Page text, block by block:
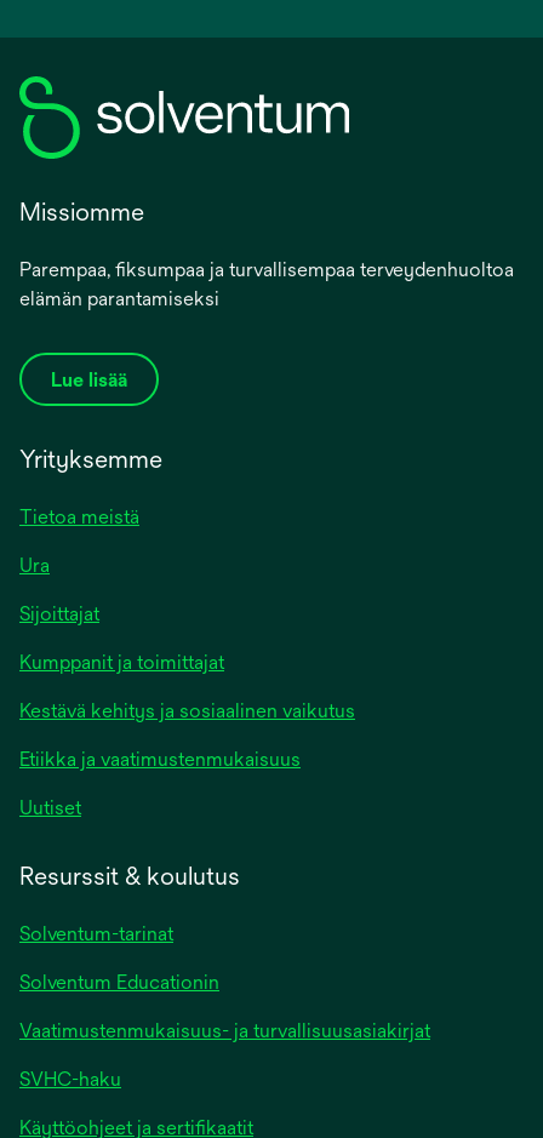
Missiomme
Parempaa, fiksumpaa ja turvallisempaa terveydenhuoltoa
elämän parantamiseksi
Lue lisää
Yrityksemme
Tietoa meistä
Ura
Sijoittajat
Kumppanit ja toimittajat
Kestävä kehitys ja sosiaalinen vaikutus
Etiikka ja vaatimustenmukaisuus
Uutiset
Resurssit & koulutus
Solventum-tarinat
Solventum Educationin
Vaatimustenmukaisuus- ja turvallisuusasiakirjat
SVHC-haku
Käyttöohjeet ja sertifikaatit